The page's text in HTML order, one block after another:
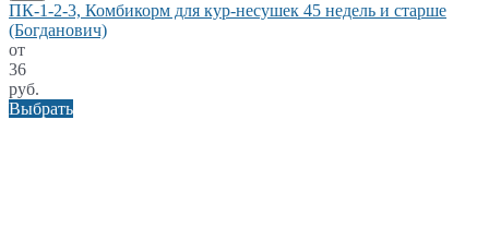
ПК-1-2-3, Комбикорм для кур-несушек 45 недель и старше
(Богданович)
от
36
руб.
Выбрать